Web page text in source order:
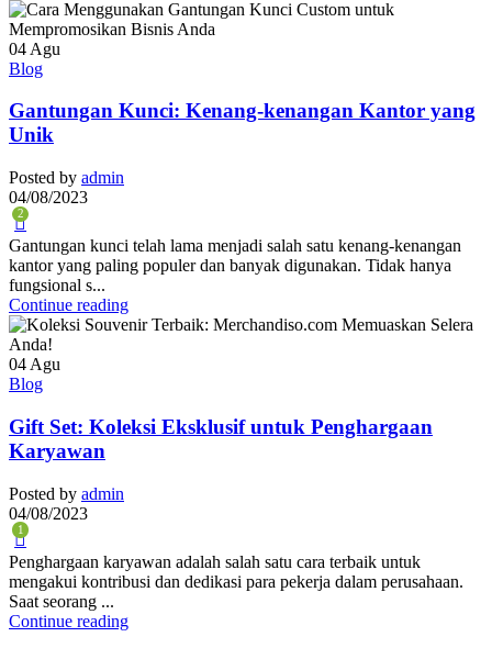
04 Agu
Blog
Gantungan Kunci: Kenang-kenangan Kantor yang
Unik
Posted by admin
04/08/2023
2
Gantungan kunci telah lama menjadi salah satu kenang-kenangan
kantor yang paling populer dan banyak digunakan. Tidak hanya
fungsional s...
Continue reading
04 Agu
Blog
Gift Set: Koleksi Eksklusif untuk Penghargaan
Karyawan
Posted by admin
04/08/2023
1
Penghargaan karyawan adalah salah satu cara terbaik untuk
mengakui kontribusi dan dedikasi para pekerja dalam perusahaan.
Saat seorang ...
Continue reading